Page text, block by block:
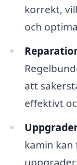
korrekt,
och
att
effektivt
kamin